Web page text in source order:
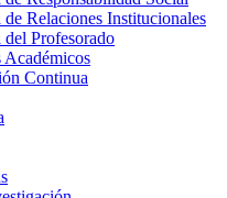
Relaciones Institucionales
Profesorado
Continua